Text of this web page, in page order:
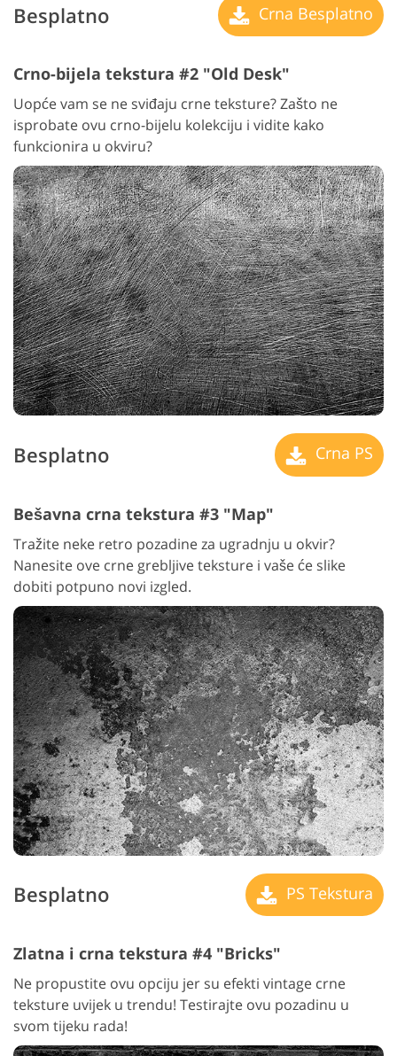
Besplatno Crna Besplatno
Crno-bijela tekstura #2 "Old Desk"
Uopće vam se ne sviđaju crne teksture? Zašto ne
isprobate ovu crno-bijelu kolekciju i vidite kako
funkcionira u okviru?
Besplatno Crna PS
Bešavna crna tekstura #3 "Map"
Tražite neke retro pozadine za ugradnju u okvir?
Nanesite ove crne grebljive teksture i vaše će slike
dobiti potpuno novi izgled.
Besplatno PS Tekstura
Zlatna i crna tekstura #4 "Bricks"
Ne propustite ovu opciju jer su efekti vintage crne
teksture uvijek u trendu! Testirajte ovu pozadinu u
svom tijeku rada!